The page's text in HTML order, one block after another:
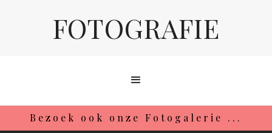
FOTOGRAFIE
Bezoek ook onze Fotogalerie ...